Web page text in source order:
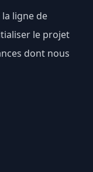
ligne de
le projet
dont nous